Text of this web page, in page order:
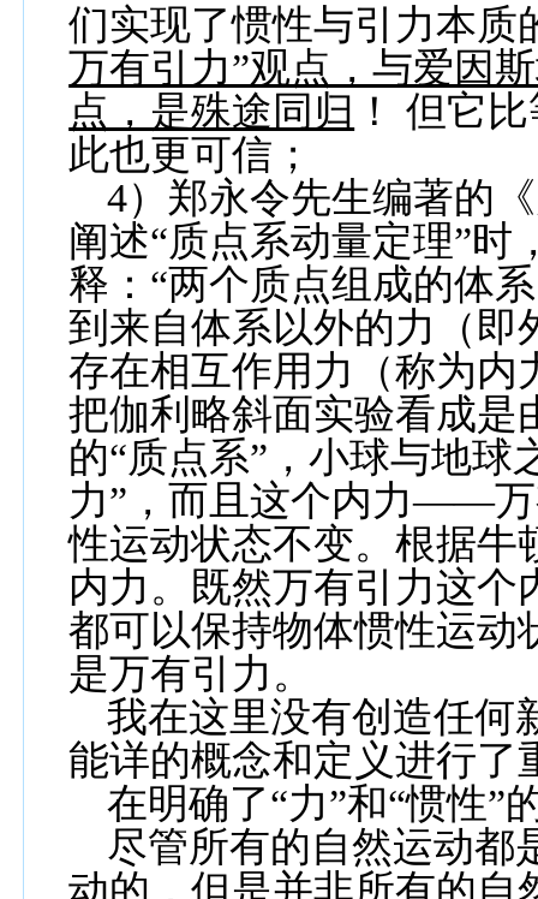
们实现了惯性与引力本质
万有引力”观点，与爱因
点，是殊途同归 ！ 但它
此也更可信；
4）郑永令先生编著的
阐述“质点系动量定理”时
释：“两个质点组成的体
到来自体系以外的力（即
存在相互作用力（称为内
把伽利略斜面实验看成是
的“质点系”，小球与地球
力”，而且这个内力——
性运动状态不变。根据牛
内力。既然万有引力这
都可以保持物体惯性运动
是万有引力。
我在这里没有创造任何
能详的概念和定义进行了
在明确了“力”和“惯性”
尽管所有的自然运动
动的，但是并非所有的自